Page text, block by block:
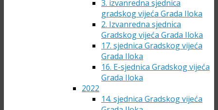
3. izvanredna sjednica
gradskog vijeća Grada Iloka
2. Izvanredna sjednica
Gradskog vijeća Grada Iloka
17. sjednica Gradskog vijeća
Grada Iloka
16. E-sjednica Gradskog vijeća
Grada Iloka
2022
14. sjednica Gradskog vijeća